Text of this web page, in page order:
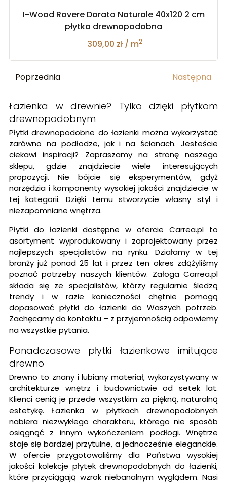
I-Wood Rovere Dorato Naturale 40x120 2 cm
płytka drewnopodobna
309,00 zł / m2
Poprzednia Następna
Łazienka w drewnie? Tylko dzięki płytkom
drewnopodobnym
Płytki drewnopodobne do łazienki można wykorzystać
zarówno na podłodze, jak i na ścianach. Jesteście
ciekawi inspiracji? Zapraszamy na stronę naszego
sklepu, gdzie znajdziecie wiele interesujących
propozycji. Nie bójcie się eksperymentów, gdyż
narzędzia i komponenty wysokiej jakości znajdziecie w
tej kategorii. Dzięki temu stworzycie własny styl i
niezapomniane wnętrza.
Płytki do łazienki dostępne w ofercie Carrea.pl to
asortyment wyprodukowany i zaprojektowany przez
najlepszych specjalistów na rynku. Działamy w tej
branży już ponad 25 lat i przez ten okres zdążyliśmy
poznać potrzeby naszych klientów. Załoga Carrea.pl
składa się ze specjalistów, którzy regularnie śledzą
trendy i w razie konieczności chętnie pomogą
dopasować płytki do łazienki do Waszych potrzeb.
Zachęcamy do kontaktu – z przyjemnością odpowiemy
na wszystkie pytania.
Ponadczasowe płytki łazienkowe imitujące
drewno
Drewno to znany i lubiany materiał, wykorzystywany w
architekturze wnętrz i budownictwie od setek lat.
Klienci cenią je przede wszystkim za piękną, naturalną
estetykę. Łazienka w płytkach drewnopodobnych
nabiera niezwykłego charakteru, którego nie sposób
osiągnąć z innym wykończeniem podłogi. Wnętrze
staje się bardziej przytulne, a jednocześnie eleganckie.
W ofercie przygotowaliśmy dla Państwa wysokiej
jakości kolekcje płytek drewnopodobnych do łazienki,
które przyciągają wzrok niebanalnym wyglądem. Nasi